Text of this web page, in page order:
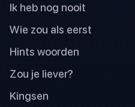
Ik heb nog nooit
Wie zou als eerst
Hints woorden
Zou je liever?
Kingsen